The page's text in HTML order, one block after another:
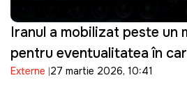
Iranul a mobilizat peste un
pentru eventualitatea în
invazie terestră
Externe 27 martie 2026, 10:41